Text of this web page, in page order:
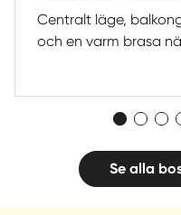
Centralt läge,
och en varm brasa
Se alla